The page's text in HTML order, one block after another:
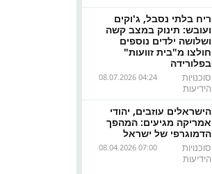
ריח בלתי נסבל, ג'וקים
ועובש: תינוק במצב קשה
ושלושה ילדים נוספים
חולצו מ"בית זוועות"
בפלורידה
08.07.2026 04:24
סוכנויות
הידיעות
הישראלים עוזבים, יהודי
אמריקה מגיעים: המהפך
הדמוגרפי של ישראל
08.04.2026 07:00
סוכנויות
הידיעות